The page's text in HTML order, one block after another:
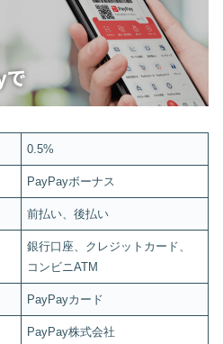
0.5%
PayPayボーナス
前払い、後払い
銀行口座、クレジットカード、
コンビニATM
PayPayカード
PayPay株式会社